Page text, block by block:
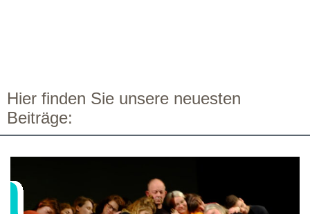
Hier finden Sie unsere neuesten
Beiträge: